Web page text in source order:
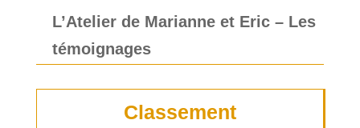
L’Atelier de Marianne et Eric – Les
témoignages
Classement